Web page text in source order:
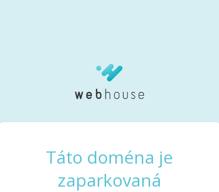
Táto doména je
zaparkovaná